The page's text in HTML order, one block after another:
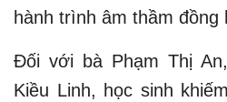
hành trình âm thầm đồng
Đối với bà Phạm Thị
Kiều Linh, học sinh